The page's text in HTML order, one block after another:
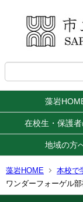
藻岩
在校生・保護
地域の方
藻岩HOME 本校で
ワンダーフォーゲル